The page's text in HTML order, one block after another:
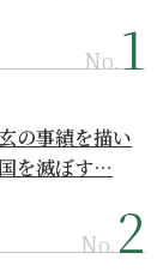
No.
の事績を描い
を滅ぼす…
No.